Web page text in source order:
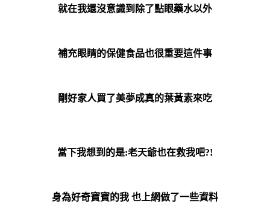
就在我還沒意識到除了點眼藥水以外
補充眼睛的保健食品也很重要這件事
剛好家人買了美夢成真的葉黃素來吃
當下我想到的是:老天爺也在救我吧?!
身為好奇寶寶的我 也上網做了一些資料